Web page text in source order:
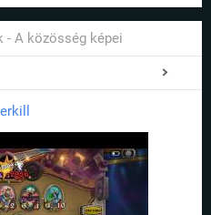
- A közösség képei